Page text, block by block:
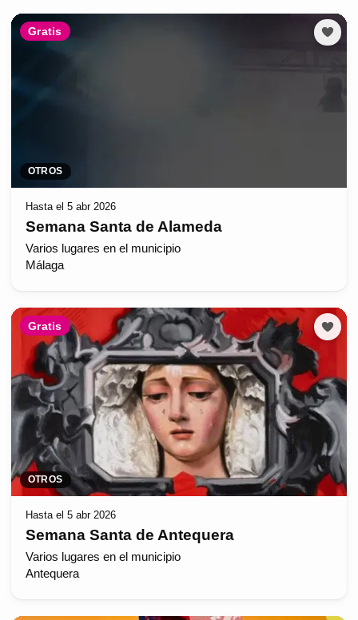
Gratis
OTROS
Hasta el 5 abr 2026
Semana Santa de Alameda
Varios lugares en el municipio
Málaga
Gratis
OTROS
Hasta el 5 abr 2026
Semana Santa de Antequera
Varios lugares en el municipio
Antequera